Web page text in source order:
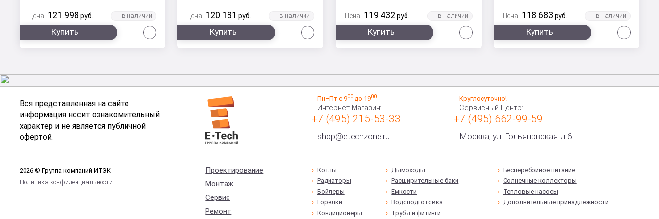
Цена: 121 998 руб.
Купить
Цена: 120 181 руб.
Купить
Цена: 119 432 руб.
Купить
Цена: 118 683 руб.
Купить
Вся представленная на сайте
информация носит ознакомительный
характер и не является публичной
офертой.
Пн–Пт с 900до 1900
Интернет-Магазин:
+7 (495) 215-53-33
shop@etechzone.ru
Круглосуточно!
Сервисный Центр:
+7 (495) 662-99-59
Москва, ул. Гольяновская, д.6
2026 © Группа компаний ИТЭК
Политика конфиденциальности
Проектирование
Монтаж
Сервис
Ремонт
Котлы
Радиаторы
Бойлеры
Горелки
Кондиционеры
Дымоходы
Расширительные баки
Емкости
Водоподготовка
Трубы и фитинги
Бесперебойное питание
Солнечные коллекторы
Тепловые насосы
Дополнительные принадлежности